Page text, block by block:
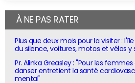
À NE PAS RATER
Plus que deux mois pour la visiter :
du silence, voitures, motos et vélos y
Pr. Alinka Greasley : "Pour les
danser entretient la santé
mental"